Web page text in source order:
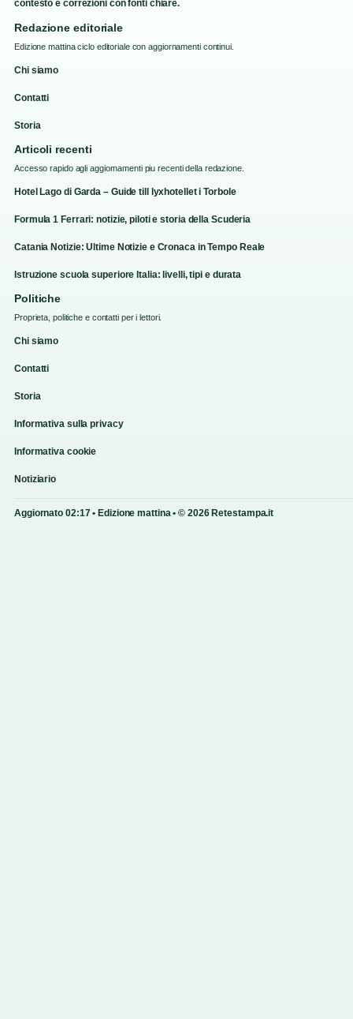
contesto e correzioni con fonti chiare.
Redazione editoriale
Edizione mattina ciclo editoriale con aggiornamenti continui.
Chi siamo
Contatti
Storia
Articoli recenti
Accesso rapido agli aggiornamenti piu recenti della redazione.
Hotel Lago di Garda – Guide till lyxhotellet i Torbole
Formula 1 Ferrari: notizie, piloti e storia della Scuderia
Catania Notizie: Ultime Notizie e Cronaca in Tempo Reale
Istruzione scuola superiore Italia: livelli, tipi e durata
Politiche
Proprieta, politiche e contatti per i lettori.
Chi siamo
Contatti
Storia
Informativa sulla privacy
Informativa cookie
Notiziario
Aggiornato 02:17 • Edizione mattina • © 2026 Retestampa.it